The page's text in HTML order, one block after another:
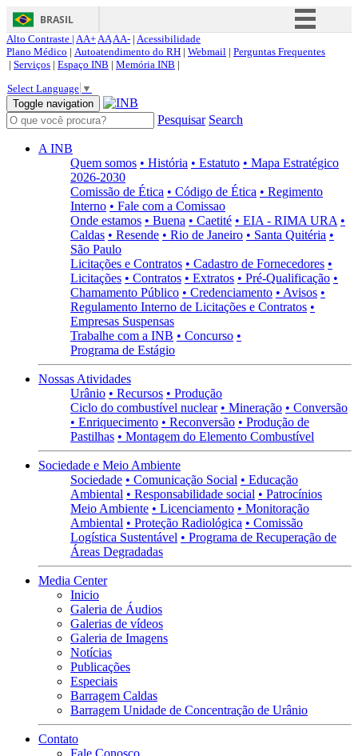
BRASIL
Simplifique!
Acesso à informação
Canais
Alto Contraste | AA+AAAA- | Acessibilidade
Plano Médico | Autoatendimento do RH | Webmail | Perguntas Frequentes
| Serviços | Espaço INB | Memória INB |
Select Language ▼
Toggle navigation
Pesquisar Search
A INB
Quem somos • História • Estatuto • Mapa Estratégico
2026-2030
Comissão de Ética • Código de Ética • Regimento
Interno • Fale com a Comissao
Onde estamos • Buena • Caetité • EIA - RIMA URA •
Caldas • Resende • Rio de Janeiro • Santa Quitéria •
São Paulo
Licitações e Contratos • Cadastro de Fornecedores •
Licitações • Contratos • Extratos • Pré-Qualificação •
Chamamento Público • Credenciamento • Avisos •
Regulamento Interno de Licitações e Contratos •
Empresas Suspensas
Trabalhe com a INB • Concurso •
Programa de Estágio
Nossas Atividades
Urânio • Recursos • Produção
Ciclo do combustível nuclear • Mineração • Conversão
• Enriquecimento • Reconversão • Produção de
Pastilhas • Montagem do Elemento Combustível
Sociedade e Meio Ambiente
Sociedade • Comunicação Social • Educação
Ambiental • Responsabilidade social • Patrocínios
Meio Ambiente • Licenciamento • Monitoração
Ambiental • Proteção Radiológica • Comissão
Logística Sustentável • Programa de Recuperação de
Áreas Degradadas
Media Center
Inicio
Galeria de Áudios
Galerias de vídeos
Galeria de Imagens
Notícias
Publicações
Especiais
Barragem Caldas
Barragem Unidade de Concentração de Urânio
Contato
Fale Conosco